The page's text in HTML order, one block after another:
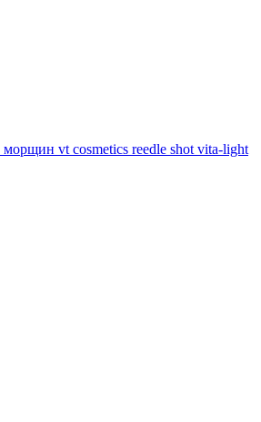
vt cosmetics reedle shot vita-light